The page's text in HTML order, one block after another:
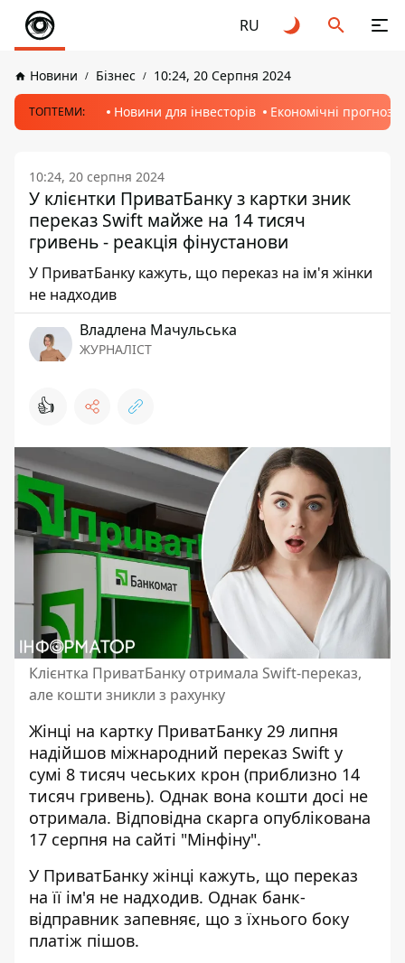
RU
Новини Бізнес 10:24, 20 Серпня 2024
ТОПТЕМИ: Новини для інвесторів Економічні прогнози
10:24, 20 серпня 2024
У клієнтки ПриватБанку з картки зник
переказ Swift майже на 14 тисяч
гривень - реакція фінустанови
У ПриватБанку кажуть, що переказ на ім'я жінки
не надходив
Владлена Мачульська
ЖУРНАЛІСТ
👍
Клієнтка ПриватБанку отримала Swift-переказ,
але кошти зникли з рахунку
Жінці на картку ПриватБанку 29 липня
надійшов міжнародний переказ Swift у
сумі 8 тисяч чеських крон (приблизно 14
тисяч гривень). Однак вона кошти досі не
отримала. Відповідна скарга опублікована
17 серпня на сайті "Мінфіну".
У ПриватБанку жінці кажуть, що переказ
на її ім'я не надходив. Однак банк-
відправник запевняє, що з їхнього боку
платіж пішов.